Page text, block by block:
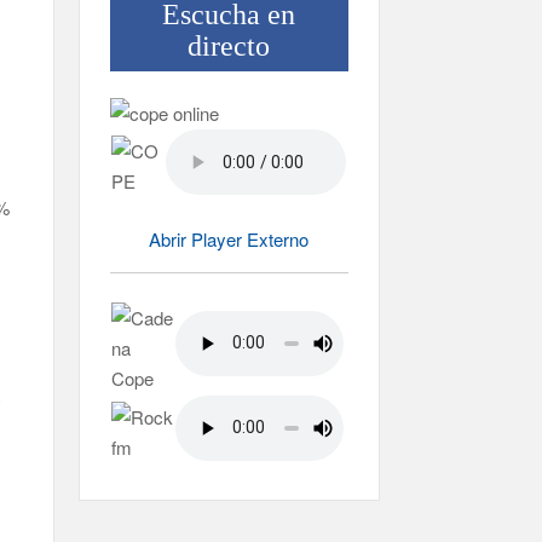
Escucha en
directo
Abrir Player Externo